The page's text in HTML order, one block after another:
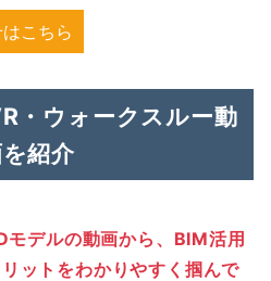
こちら
・ウォークスルー動
紹介
デルの動画から、BIM活用
ットをわかりやすく掴んで